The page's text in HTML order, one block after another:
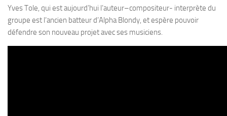
Yves Tole, qui est aujourd’hui l’auteur–compositeur- interprète du
groupe est l’ancien batteur d’Alpha Blondy, et espère pouvoir
défendre son nouveau projet avec ses musiciens.